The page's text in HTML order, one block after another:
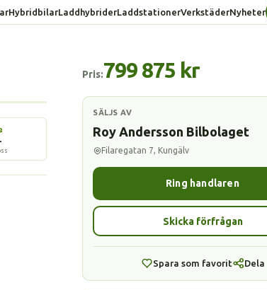
HybridbilarLaddhybriderLaddstationerVerkstäderNyheter
Pris:799 875 kr
SÄLJS AV
Roy Andersson Bilbolaget
Filaregatan 7, Kungälv
Ring handlaren
Skicka förfrågan
Spara som favorit Dela